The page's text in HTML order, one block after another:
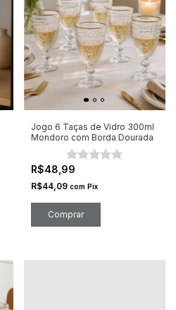
Jogo 6 Taças de Vidro 300ml
Mondoro com Borda Dourada
R$48,99
R$44,09 com Pix